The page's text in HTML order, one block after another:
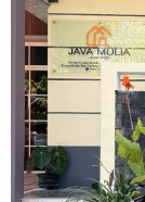
Scoopy
Murah